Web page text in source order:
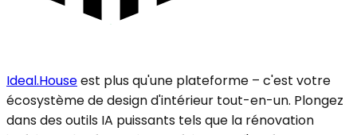
Ideal.Houseest plus qu'une plateforme – c'est votre
écosystème de design d'intérieur tout-en-un. Plongez
dans des outils IA puissants tels que la rénovation